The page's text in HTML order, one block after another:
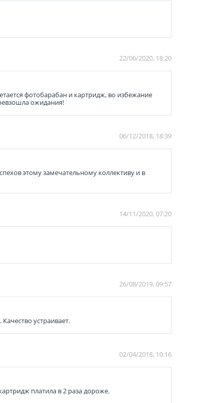
22/06/2020, 18:20
фотобарабан и картридж, во избежание
ожидания!
06/12/2018, 18:39
этому замечательному коллективу и в
14/11/2020, 07:20
26/08/2019, 09:57
устраивает.
02/04/2018, 10:16
платила в 2 раза дороже.